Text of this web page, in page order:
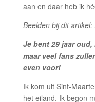
aan en daar heb ik
Beelden bij dit
Je bent 29 jaar
maar veel fans
even voor!
Ik kom uit Sint-
het eiland. Ik begon